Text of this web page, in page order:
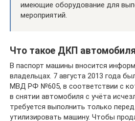
имеющие оборудование для
мероприятий.
Что такое ДКП
В паспорт машины вносится
владельцах. 7 августа 2013 года
МВД РФ №605, в соответствии с
в снятии автомобиля с учёта
требуется выполнить только
утилизировать машину. Чтобы